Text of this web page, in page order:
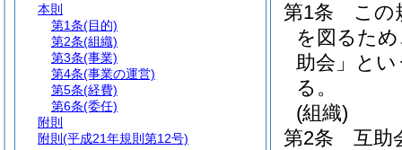
第1条
この
を図るた
助会」とい
る。
(組織)
第2条
互助
本則
第1条(目的)
第2条(組織)
第3条(事業)
第4条(事業の運営)
第5条(経費)
第6条(委任)
附則
附則 (平成21年規則第12号)